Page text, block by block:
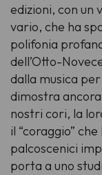
edizioni, con un
vario, che ha
polifonia
dell’Otto-
dalla musica
dimostra
nostri cori, la
il “coraggio”
palcoscenici
porta a uno